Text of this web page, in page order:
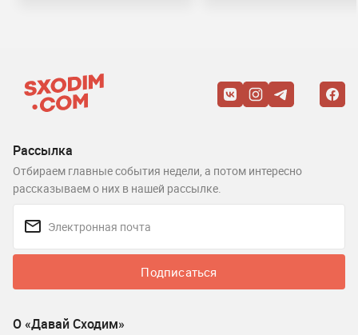
Рассылка
Отбираем главные события недели, а потом интересно
рассказываем о них в нашей рассылке.
Подписаться
О «Давай Сходим»